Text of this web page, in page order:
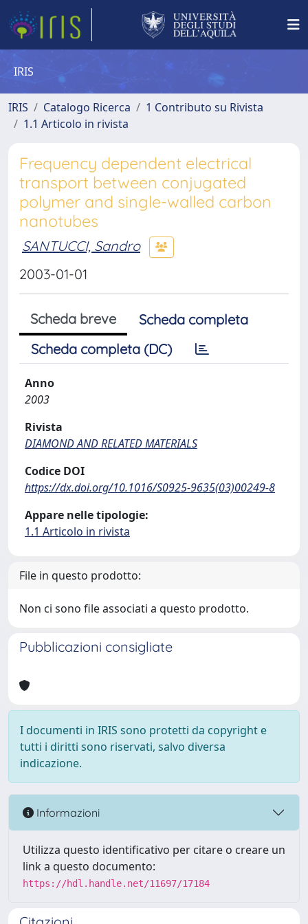
IRIS
IRIS Catalogo Ricerca
1 Contributo su Rivista
1.1 Articolo in rivista
Frequency dependent electrical
transport between conjugated
polymer and single-walled carbon
nanotubes
SANTUCCI, Sandro
2003-01-01
Scheda breve
Scheda completa
Scheda completa (DC)
Anno
2003
Rivista
DIAMOND AND RELATED MATERIALS
Codice DOI
https://dx.doi.org/10.1016/S0925-9635(03)00249-8
Appare nelle tipologie:
1.1 Articolo in rivista
File in questo prodotto:
Non ci sono file associati a questo prodotto.
Pubblicazioni consigliate
I documenti in IRIS sono protetti da copyright e
tutti i diritti sono riservati, salvo diversa
indicazione.
Informazioni
Utilizza questo identificativo per citare o creare un
link a questo documento:
https://hdl.handle.net/11697/17184